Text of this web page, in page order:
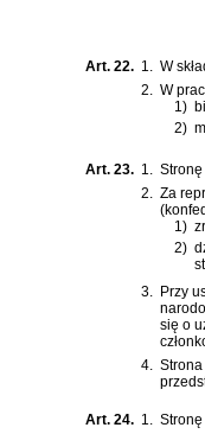
Art. 22. 1. W
2. W
1)
2)
Art. 23. 1.
2. Za
1)
2)
3. Przy
się o
4.
Art. 24. 1.